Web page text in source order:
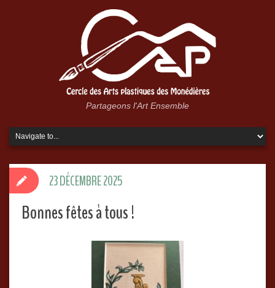
Partageons l'Art Ensemble
Bonnes fêtes à tous !
23 DÉCEMBRE 2025